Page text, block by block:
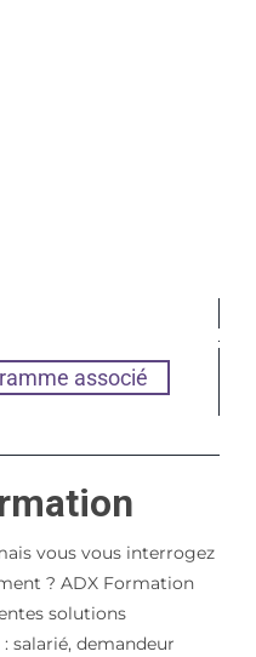
associé
vous vous interrogez
? ADX Formation
solutions
salarié, demandeur